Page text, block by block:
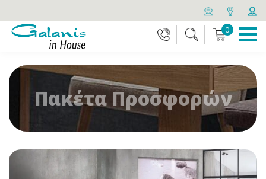
0
Πακέτα Προσφορών